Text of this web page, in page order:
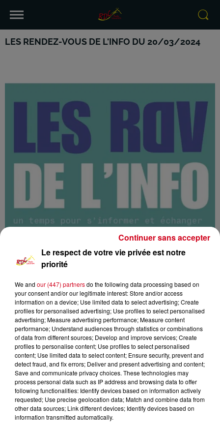
LES RENDEZ-VOUS DE L'INFO DU 20/03/2024
Les rendez-vous de l'info RDC
RDC
Les rendez-vous de l'info
0:00 14 min 44 sec
Le respect de votre vie privée est notre
priorité
We and our (447) partnersdo the following data processing based on
your consent and/or our legitimate interest: Store and/or access
information on a device; Use limited data to select advertising; Create
profiles for personalised advertising; Use profiles to select personalised
advertising; Measure advertising performance; Measure content
performance; Understand audiences through statistics or combinations
of data from different sources; Develop and improve services; Create
profiles to personalise content; Use profiles to select personalised
content; Use limited data to select content; Ensure security, prevent and
detect fraud, and fix errors; Deliver and present advertising and content;
Save and communicate privacy choices. These technologies may
process personal data such as IP address and browsing data to offer
following functionalities: Identify devices based on information actively
requested; Use precise geolocation data; Match and combine data from
other data sources; Link different devices; Identify devices based on
information transmitted automatically.
Continuer sans accepter